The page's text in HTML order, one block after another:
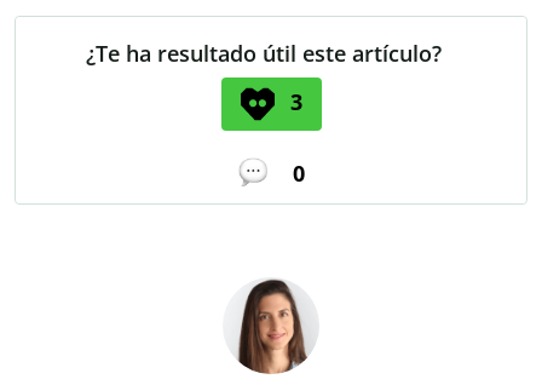
¿Te ha resultado útil este artículo?
3
0